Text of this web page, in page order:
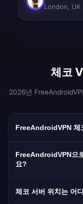
London, UK
체코
2026년
FreeAndroidVPN 체
이 100% 무료입
독일, 미국의 체
FreeAndroidVPN으
요?
리밍에 최적화되
체코 서버 위치는 어